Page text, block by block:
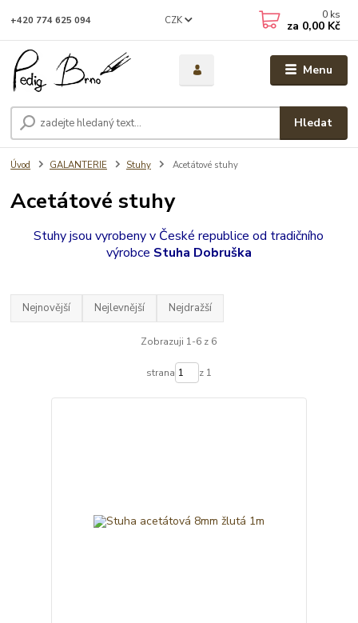
Menu
CZK
Hledat
+420 774 625 094 0 ks
za 0,00 Kč
Úvod GALANTERIE Stuhy Acetátové stuhy
Acetátové stuhy
Stuhy jsou vyrobeny v České republice od tradičního
výrobce Stuha Dobruška
Nejnovější Nejlevnější Nejdražší
Zobrazuji 1-6 z 6
strana z 1